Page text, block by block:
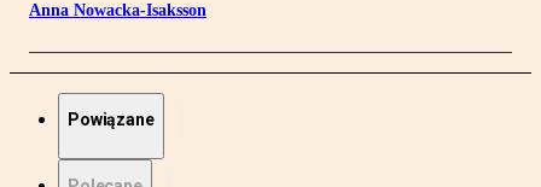
Anna Nowacka-Isaksson
Powiązane